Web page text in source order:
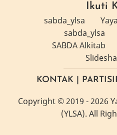
Ikuti
sabda_ylsa
sabda_ylsa
SABDA Alkitab
KONTAK|
Copyright© 2019 -2026
(YLSA). All